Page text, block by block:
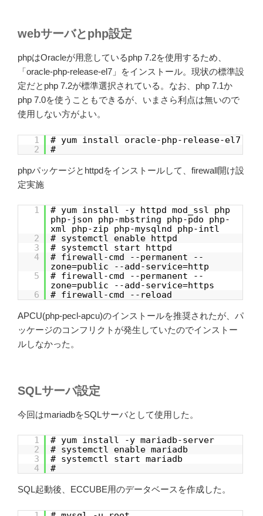
webサーバとphp設定
phpはOracleが用意しているphp 7.2を使用するため、
「oracle-php-release-el7」をインストール。現状の標準設
定だとphp 7.2が標準選択されている。なお、php 7.1か
php 7.0を使うこともできるが、いまさら利点は無いので
使用しない方がよい。
1
# yum install oracle-php-release-el7
2
#
phpパッケージとhttpdをインストールして、firewall開け設
定実施
1
# yum install -y httpd mod_ssl php
php-json php-mbstring php-pdo php-
xml php-zip php-mysqlnd php-intl
2
# systemctl enable httpd
3
# systemctl start httpd
4
# firewall-cmd --permanent --
zone=public --add-service=http
5
# firewall-cmd --permanent --
zone=public --add-service=https
6
# firewall-cmd --reload
APCU(php-pecl-apcu)のインストールを推奨されたが、パ
ッケージのコンフリクトが発生していたのでインストー
ルしなかった。
SQLサーバ設定
今回はmariadbをSQLサーバとして使用した。
1
# yum install -y mariadb-server
2
# systemctl enable mariadb
3
# systemctl start mariadb
4
#
SQL起動後、ECCUBE用のデータベースを作成した。